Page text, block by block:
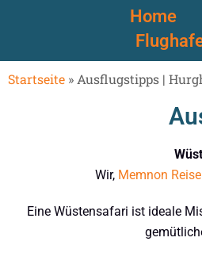
Home
Startseite »Ausflugstipps |
Wir, Memnon
Eine Wüstensafari ist ideale